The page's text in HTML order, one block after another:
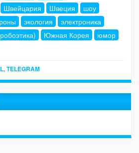
Швейцария Швеция
шоу
экология
электроника
Южная Корея
юмор
,TELEGRAM